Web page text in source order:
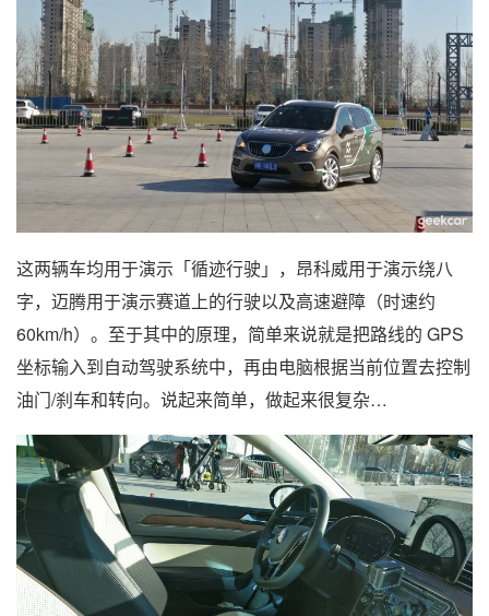
这两辆车均用于演示「循迹行驶」，昂科威用于演示绕八
字，迈腾用于演示赛道上的行驶以及高速避障（时速约
60km/h）。至于其中的原理，简单来说就是把路线的 GPS
坐标输入到自动驾驶系统中，再由电脑根据当前位置去控制
油门/刹车和转向。说起来简单，做起来很复杂…